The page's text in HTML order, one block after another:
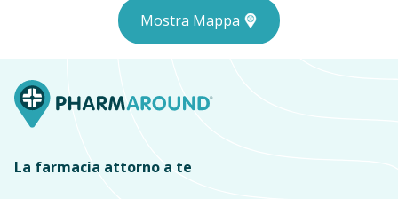
Mostra Mappa
La farmacia attorno a te